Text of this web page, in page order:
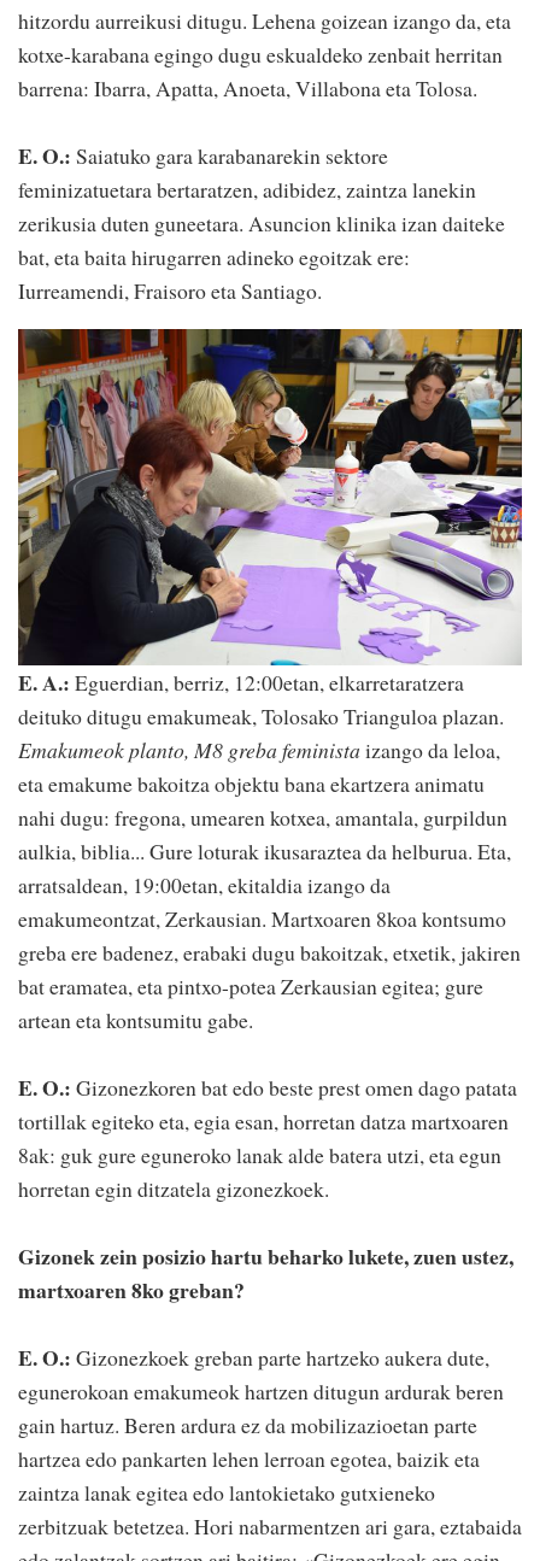
hitzordu aurreikusi ditugu. Lehena goizean izango da, eta
kotxe-karabana egingo dugu eskualdeko zenbait herritan
barrena: Ibarra, Apatta, Anoeta, Villabona eta Tolosa.
E. O.: Saiatuko gara karabanarekin sektore
feminizatuetara bertaratzen, adibidez, zaintza lanekin
zerikusia duten guneetara. Asuncion klinika izan daiteke
bat, eta baita hirugarren adineko egoitzak ere:
Iurreamendi, Fraisoro eta Santiago.
E. A.: Eguerdian, berriz, 12:00etan, elkarretaratzera
deituko ditugu emakumeak, Tolosako Trianguloa plazan.
Emakumeok planto, M8 greba feminista izango da leloa,
eta emakume bakoitza objektu bana ekartzera animatu
nahi dugu: fregona, umearen kotxea, amantala, gurpildun
aulkia, biblia... Gure loturak ikusaraztea da helburua. Eta,
arratsaldean, 19:00etan, ekitaldia izango da
emakumeontzat, Zerkausian. Martxoaren 8koa kontsumo
greba ere badenez, erabaki dugu bakoitzak, etxetik, jakiren
bat eramatea, eta pintxo-potea Zerkausian egitea; gure
artean eta kontsumitu gabe.
E. O.: Gizonezkoren bat edo beste prest omen dago patata
tortillak egiteko eta, egia esan, horretan datza martxoaren
8ak: guk gure eguneroko lanak alde batera utzi, eta egun
horretan egin ditzatela gizonezkoek.
Gizonek zein posizio hartu beharko lukete, zuen ustez,
martxoaren 8ko greban?
E. O.: Gizonezkoek greban parte hartzeko aukera dute,
egunerokoan emakumeok hartzen ditugun ardurak beren
gain hartuz. Beren ardura ez da mobilizazioetan parte
hartzea edo pankarten lehen lerroan egotea, baizik eta
zaintza lanak egitea edo lantokietako gutxieneko
zerbitzuak betetzea. Hori nabarmentzen ari gara, eztabaida